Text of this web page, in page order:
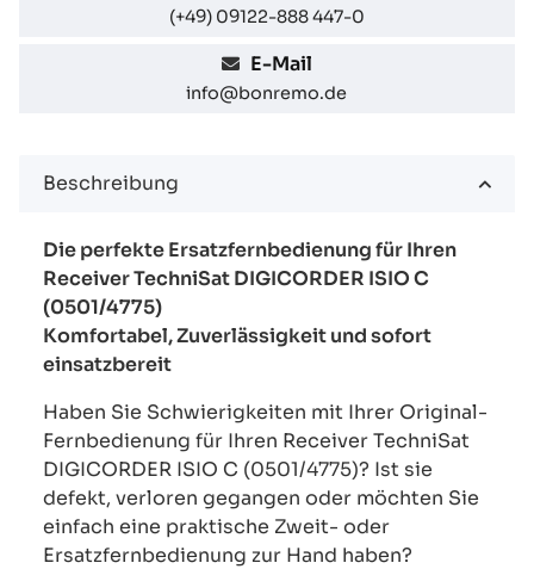
(+49) 09122-888 447-0
E-Mail
info@bonremo.de
Beschreibung
Die perfekte Ersatzfernbedienung für Ihren
Receiver TechniSat DIGICORDER ISIO C
(0501/4775)
Komfortabel, Zuverlässigkeit und sofort
einsatzbereit
Haben Sie Schwierigkeiten mit Ihrer Original-
Fernbedienung für Ihren Receiver TechniSat
DIGICORDER ISIO C (0501/4775)? Ist sie
defekt, verloren gegangen oder möchten Sie
einfach eine praktische Zweit- oder
Ersatzfernbedienung zur Hand haben?